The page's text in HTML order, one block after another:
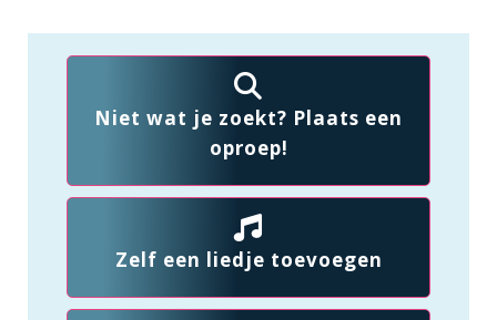
Niet wat je zoekt? Plaats een
oproep!
Zelf een liedje toevoegen